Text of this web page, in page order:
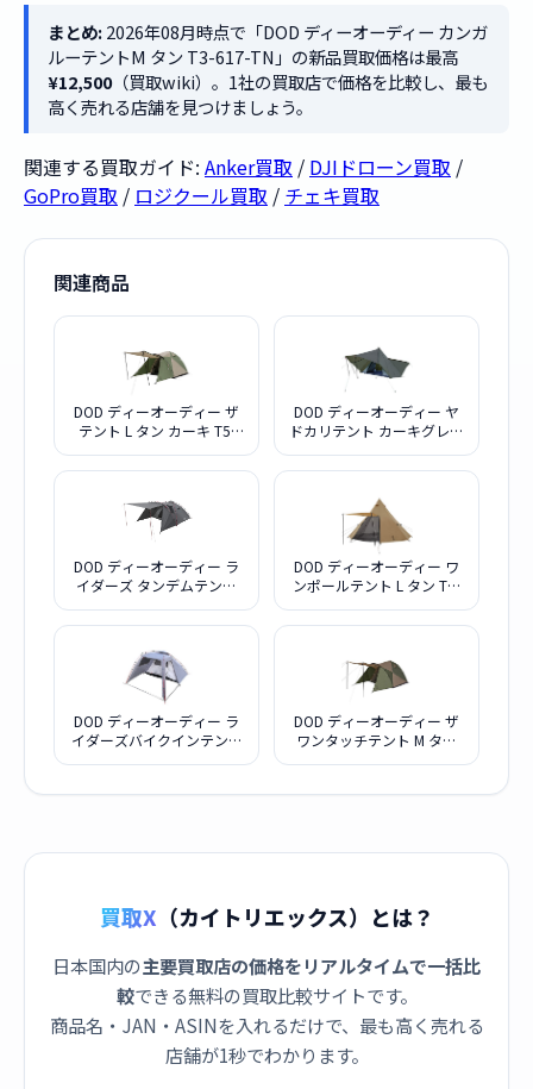
まとめ:2026年08月時点で「DOD ディーオーディー カンガ
ルーテントM タン T3-617-TN」の新品買取価格は最高
¥12,500（買取wiki）。1社の買取店で価格を比較し、最も
高く売れる店舗を見つけましょう。
関連する買取ガイド: Anker買取 / DJIドローン買取 /
GoPro買取 / ロジクール買取 / チェキ買取
関連商品
DOD ディーオーディー ザ
テント L タン カーキ T5-
DOD ディーオーディー ヤ
ドカリテント カーキグレー
DOD ディーオーディー ラ
イダーズ タンデムテント
DOD ディーオーディー ワ
ンポールテント L タン T8-
DOD ディーオーディー ラ
イダーズバイクインテント
DOD ディーオーディー ザ
ワンタッチテント M タン
買取X （カイトリエックス）とは？
日本国内の主要買取店の価格をリアルタイムで一括比
較できる無料の買取比較サイトです。
商品名・JAN・ASINを入れるだけで、最も高く売れる
店舗が1秒でわかります。